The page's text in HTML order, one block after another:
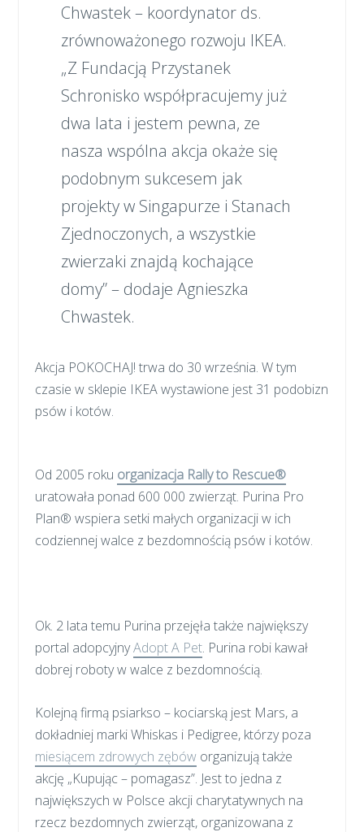
Chwastek – koordynator ds.
zrównoważonego rozwoju IKEA.
„Z Fundacją Przystanek
Schronisko współpracujemy już
dwa lata i jestem pewna, ze
nasza wspólna akcja okaże się
podobnym sukcesem jak
projekty w Singapurze i Stanach
Zjednoczonych, a wszystkie
zwierzaki znajdą kochające
domy” – dodaje Agnieszka
Chwastek.
Akcja POKOCHAJ! trwa do 30 września. W tym
czasie w sklepie IKEA wystawione jest 31 podobizn
psów i kotów.
Od 2005 roku organizacja Rally to Rescue®
uratowała ponad 600 000 zwierząt. Purina Pro
Plan® wspiera setki małych organizacji w ich
codziennej walce z bezdomnością psów i kotów.
Ok. 2 lata temu Purina przejęła także największy
portal adopcyjnyAdopt A Pet. Purina robi kawał
dobrej roboty w walce z bezdomnością.
Kolejną firmą psiarkso – kociarską jest Mars, a
dokładniej marki Whiskas i Pedigree, którzy poza
miesiącem zdrowych zębów organizują także
akcję „Kupując – pomagasz”. Jest to jedna z
największych w Polsce akcji charytatywnych na
rzecz bezdomnych zwierząt, organizowana z